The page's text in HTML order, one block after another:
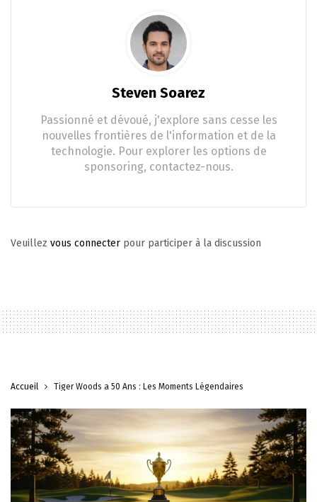
Steven Soarez
Passionné et dévoué, j'explore sans cesse les
nouvelles frontières de l'information et de la
technologie. Pour explorer les options de
sponsoring, contactez-nous.
Veuillez vous connecter pour participer à la discussion
Accueil Tiger Woods a 50 Ans : Les Moments Légendaires